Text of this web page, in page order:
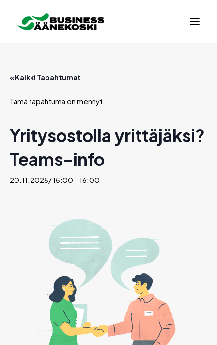
« Kaikki Tapahtumat
Tämä tapahtuma on mennyt.
Yritysostolla yrittäjäksi?
Teams-info
20.11.2025/ 15:00 - 16:00